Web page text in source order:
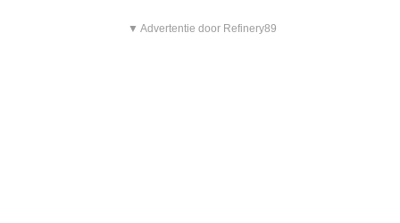
▼ Advertentie door Refinery89